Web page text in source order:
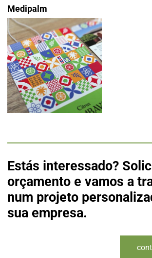
Medipalm
Estás interessado?
orçamento e vamos a
num projeto
sua empresa.